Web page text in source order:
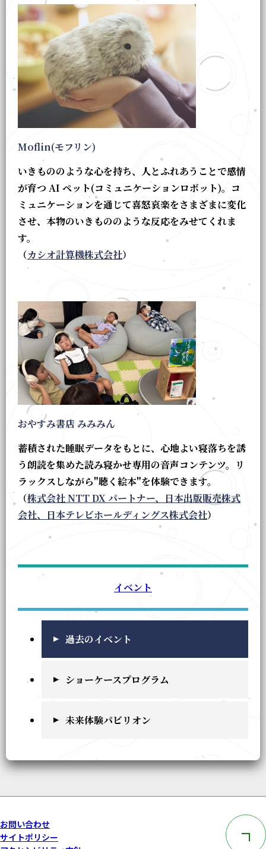
イベント
過去のイベント
ショーケースプログラム
未来体験パビリオン
Moflin(モフリン)
いきもののような心を持ち、人とふれあうことで感情
が育つ AI ペット(コミュニケーションロボット)。コ
ミュニケーションを通じて喜怒哀楽をさまざまに変化
させ、本物のいきもののような反応をみせてくれま
す。
（カシオ計算機株式会社）
おやすみ書店 みみみん
蓄積された睡眠データをもとに、心地よい寝落ちを誘
う朗読を集めた読み寝かせ専用の音声コンテンツ。リ
ラックスしながら"聴く絵本"を体験できます。
（株式会社 NTT DX パートナー、日本出版販売株式
会社、日本テレビホールディングス株式会社）
お問い合わせ
サイトポリシー
このペー